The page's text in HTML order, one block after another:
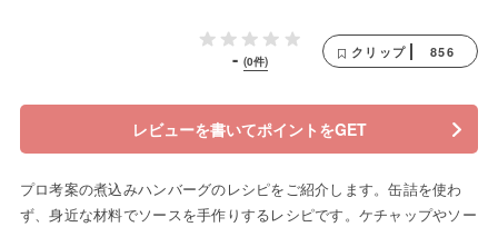
- (0件)
クリップ 856
レビューを書いてポイントをGET
プロ考案の煮込みハンバーグのレシピをご紹介します。缶詰を使わ
ず、身近な材料でソースを手作りするレシピです。ケチャップやソー